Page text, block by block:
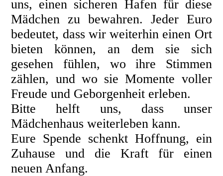
uns, einen sicheren Hafen für diese
Mädchen zu bewahren. Jeder Euro
bedeutet, dass wir weiterhin einen Ort
bieten können, an dem sie sich
gesehen fühlen, wo ihre Stimmen
zählen, und wo sie Momente voller
Freude und Geborgenheit erleben.
Bitte helft uns, dass unser
Mädchenhaus weiterleben kann.
Eure Spende schenkt Hoffnung, ein
Zuhause und die Kraft für einen
neuen Anfang.